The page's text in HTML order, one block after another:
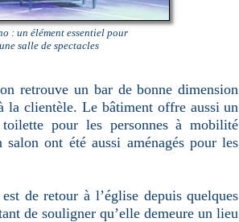
: un élément essentiel pour
une salle de spectacles
retrouve un bar de bonne dimension
la clientèle. Le bâtiment offre aussi un
pour les personnes à mobilité
ont été aussi aménagés pour les
de retour à l’église depuis quelques
de souligner qu’elle demeure un lieu